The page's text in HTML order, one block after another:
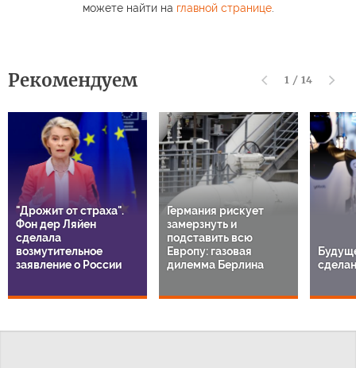
можете найти на главной странице.
Рекомендуем 1 / 14
"Дрожит от страха".
Фон дер Ляйен
сделала
возмутительное
заявление о России
Германия рискует
замерзнуть и
подставить всю
Европу: газовая
дилемма Берлина